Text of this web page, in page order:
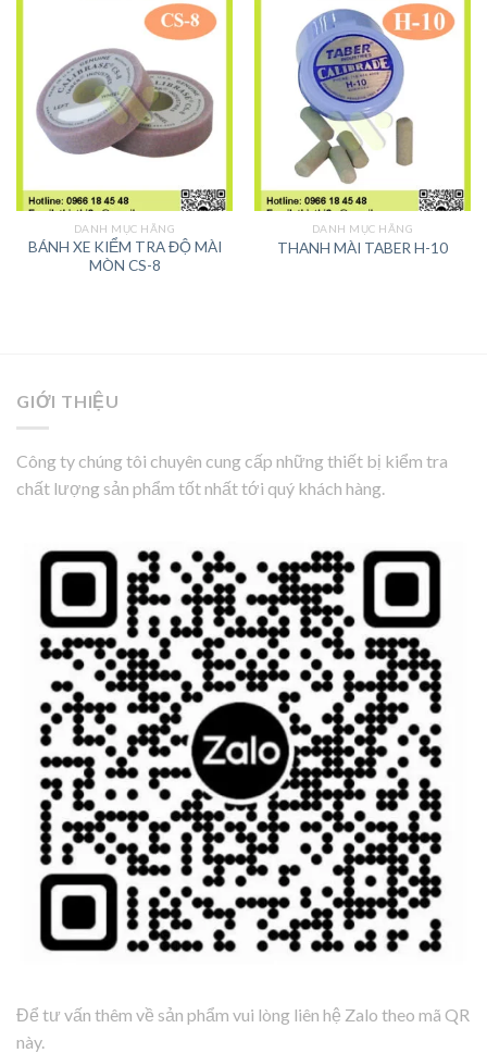
DANH MỤC HÃNG
BÁNH XE KIỂM TRA ĐỘ MÀI
MÒN CS-8
DANH MỤC HÃNG
THANH MÀI TABER H-10
GIỚI THIỆU
Công ty chúng tôi chuyên cung cấp những thiết bị kiểm tra
chất lượng sản phẩm tốt nhất tới quý khách hàng.
Để tư vấn thêm về sản phẩm vui lòng liên hệ Zalo theo mã QR
này.